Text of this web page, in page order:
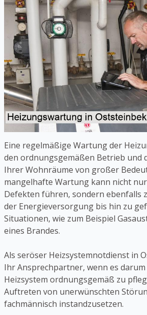
Eine regelmäßige Wartung der
den ordnungsgemäßen Betrieb und
Ihrer Wohnräume von großer
mangelhafte Wartung kann nicht
Defekten führen, sondern ebenfalls
der Energieversorgung bis hin zu
Situationen, wie zum Beispiel
eines Brandes.
Als seröser Heizsystemnotdienst in
Ihr Ansprechpartner, wenn es
Heizsystem ordnungsgemäß zu
Auftreten von unerwünschten
fachmännisch instandzusetzen.